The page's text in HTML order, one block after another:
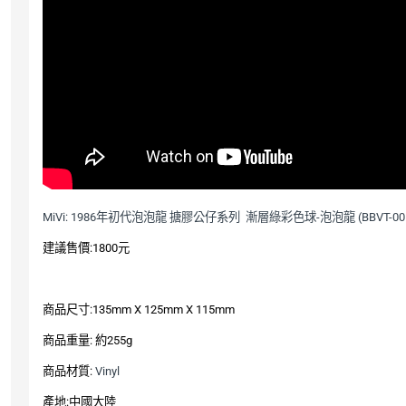
MiVi: 1986年初代泡泡龍搪膠公仔系列 漸層綠彩色球-泡泡龍 (BBVT-
建議售價:1800元
商品尺寸:135mm X 125mm X 115mm
商品重量: 約255g
商品材質: Vinyl
產地:中國大陸